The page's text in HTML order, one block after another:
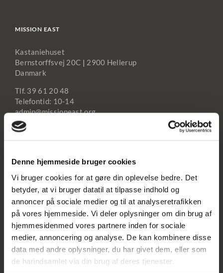
Denne hjemmeside bruger cookies
Vi bruger cookies for at gøre din oplevelse bedre. Det
betyder, at vi bruger datatil at tilpasse indhold og
annoncer på sociale medier og til at analyseretrafikken
på vores hjemmeside. Vi deler oplysninger om din brug af
hjemmesidenmed vores partnere inden for sociale
medier, annoncering og analyse. De kan kombinere disse
data med andre oplysninger, du har givet dem, eller som
de harindsamlet via din brug af deres tjenester.
MISSION EAST
Kastaniehuset
Bernstorffsvej 20C | 2900 Hellerup
Danmark
Tlf. 39 61 20 48
Telefontid: 10-14
admin@missioneast.org
Kontakt os
Job i Mission East
FN’s verdensmål
Årsrapport 2025
Klage & Whistleblowing
Cookie & privatlivspolitik